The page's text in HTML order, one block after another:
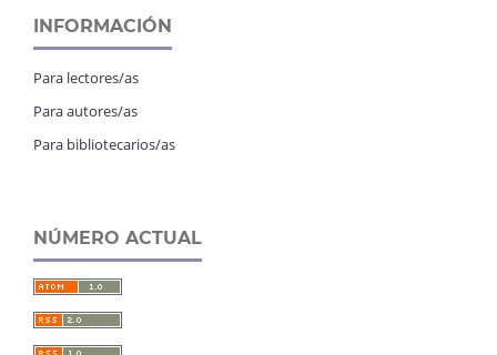
INFORMACIÓN
Para lectores/as
Para autores/as
Para bibliotecarios/as
NÚMERO ACTUAL